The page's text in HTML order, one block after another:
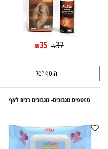
₪37
₪35
הוסף לסל
טפטפים מגבונים- מגבונים רכים לאף